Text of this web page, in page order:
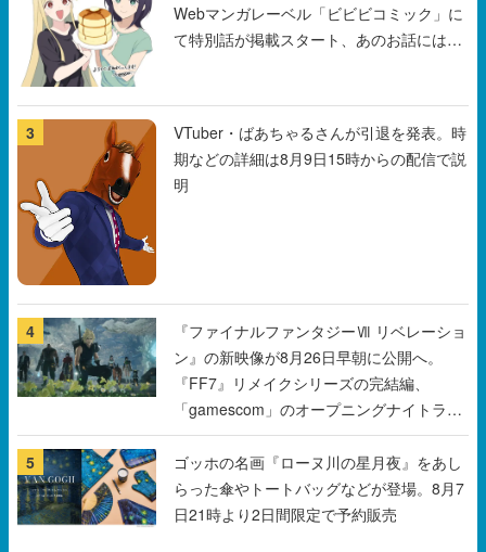
Webマンガレーベル「ビビビコミック」に
て特別話が掲載スタート、あのお話には…
3
VTuber・ばあちゃるさんが引退を発表。時
期などの詳細は8月9日15時からの配信で説
明
4
『ファイナルファンタジーⅦ リベレーショ
ン』の新映像が8月26日早朝に公開へ。
『FF7』リメイクシリーズの完結編、
「gamescom」のオープニングナイトライ
ブにてディレクターの浜口直樹氏が登壇す
る予定
5
ゴッホの名画『ローヌ川の星月夜』をあし
らった傘やトートバッグなどが登場。8月7
日21時より2日間限定で予約販売